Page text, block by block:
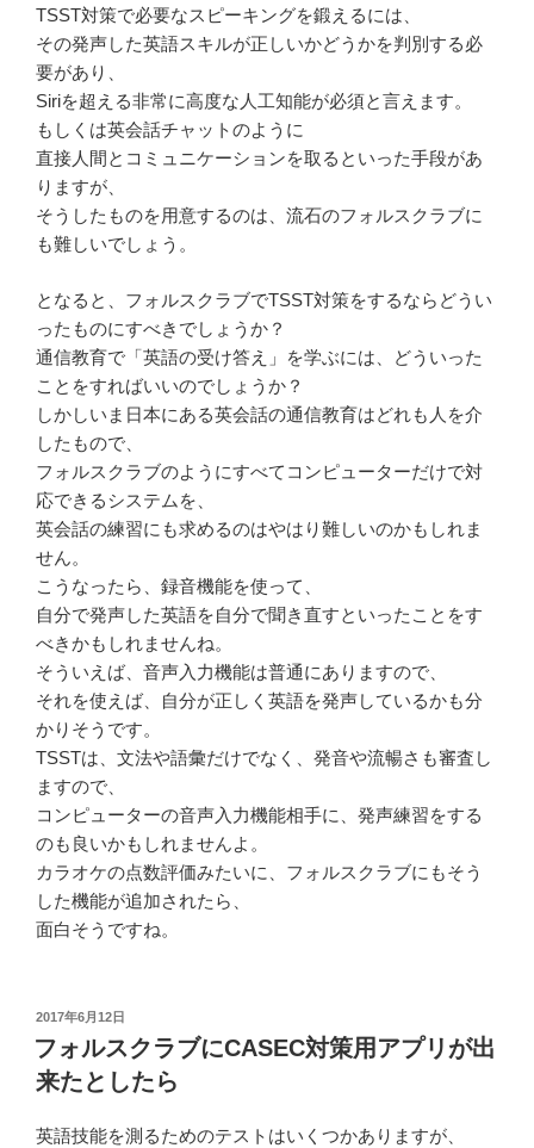
TSST対策で必要なスピーキングを鍛えるには、
その発声した英語スキルが正しいかどうかを判別する必
要があり、
Siriを超える非常に高度な人工知能が必須と言えます。
もしくは英会話チャットのように
直接人間とコミュニケーションを取るといった手段があ
りますが、
そうしたものを用意するのは、流石のフォルスクラブに
も難しいでしょう。
となると、フォルスクラブでTSST対策をするならどうい
ったものにすべきでしょうか？
通信教育で「英語の受け答え」を学ぶには、どういった
ことをすればいいのでしょうか？
しかしいま日本にある英会話の通信教育はどれも人を介
したもので、
フォルスクラブのようにすべてコンピューターだけで対
応できるシステムを、
英会話の練習にも求めるのはやはり難しいのかもしれま
せん。
こうなったら、録音機能を使って、
自分で発声した英語を自分で聞き直すといったことをす
べきかもしれませんね。
そういえば、音声入力機能は普通にありますので、
それを使えば、自分が正しく英語を発声しているかも分
かりそうです。
TSSTは、文法や語彙だけでなく、発音や流暢さも審査し
ますので、
コンピューターの音声入力機能相手に、発声練習をする
のも良いかもしれませんよ。
カラオケの点数評価みたいに、フォルスクラブにもそう
した機能が追加されたら、
面白そうですね。
投
稿
日:
2017年6月12日
フォルスクラブにCASEC対策用アプリが出
来たとしたら
英語技能を測るためのテストはいくつかありますが、